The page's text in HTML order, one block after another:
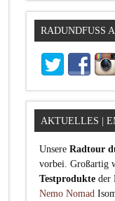
RADUNDFUSS
AKTUELLES |
UnsereRadtour
vorbei. Großartig
Testprodukte der
Nemo Nomad